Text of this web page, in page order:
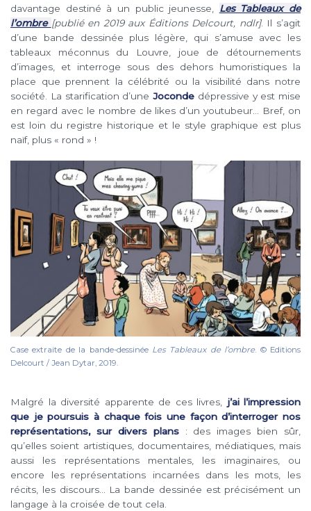
davantage destiné à un public jeunesse,
Les Tableaux de
l’ombre [publié en 2019 aux Éditions Delcourt, ndlr]. Il s’agit
d’une bande dessinée plus légère, qui s’amuse avec les
tableaux méconnus du Louvre, joue de détournements
d’images, et interroge sous des dehors humoristiques la
place que prennent la célébrité ou la visibilité dans notre
société. La starification d’une Joconde dépressive y est mise
en regard avec le nombre de likes d’un youtubeur… Bref, on
est loin du registre historique et le style graphique est plus
naïf, plus « rond » !
Case extraite de la bande-dessinée Les Tableaux de l’ombre. © Editions
Delcourt / Jean Dytar, 2019.
Malgré la diversité apparente de ces livres, j’ai l’impression
que je poursuis à chaque fois une façon d’interroger nos
représentations, sur divers plans: des images bien sûr,
qu’elles soient artistiques, documentaires, médiatiques, mais
aussi les représentations mentales, les imaginaires, ou
encore les représentations incarnées dans les mots, les
récits, les discours… La bande dessinée est précisément un
langage à la croisée de tout cela.